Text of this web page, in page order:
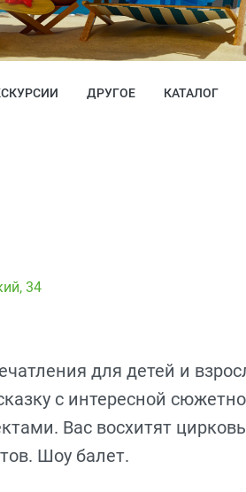
ДРУГОЕ КАТАЛОГ
34
для детей и
с интересной
Вас восхитят
Шоу балет.